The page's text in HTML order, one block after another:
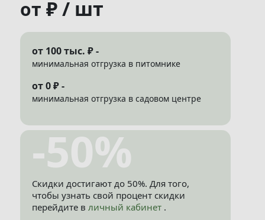
от₽ / шт
от 100 тыс. ₽ -
минимальная отгрузка в питомнике
от 0 ₽ -
минимальная отгрузка в садовом центре
-50%
Скидки достигают до 50%. Для того,
чтобы узнать свой процент скидки
перейдите вличный кабинет .